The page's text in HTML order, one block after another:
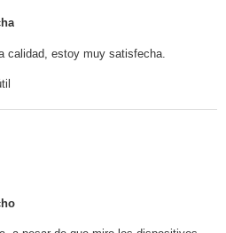
calidad, estoy muy satisfecha.